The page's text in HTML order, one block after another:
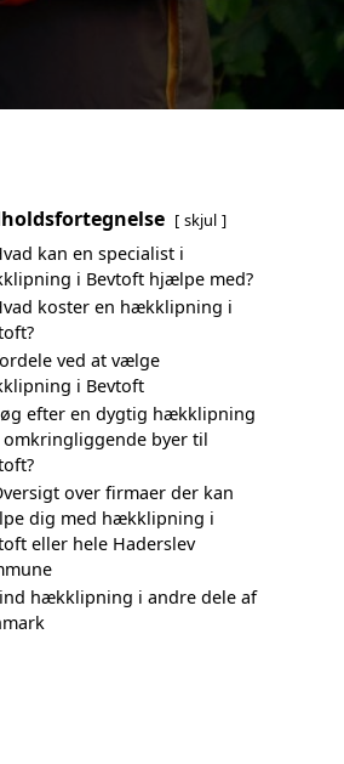
skjul
kan en specialist i
i Bevtoft hjælpe med?
koster en hækklipning i
ved at vælge
i Bevtoft
efter en dygtig hækklipning
omkringliggende byer til
over firmaer der kan
dig med hækklipning i
eller hele Haderslev
hækklipning i andre dele af